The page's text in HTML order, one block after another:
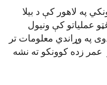
قاچاق کوونکي په لاهور کې د بيلا
عملياتو کې ونيول
په وړاندي معلومات تر
زده کوونکو ته نشه